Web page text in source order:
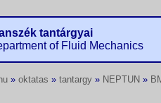
tantárgyai
of Fluid Mechanics
» oktatas » tantargy » NEPTUN »